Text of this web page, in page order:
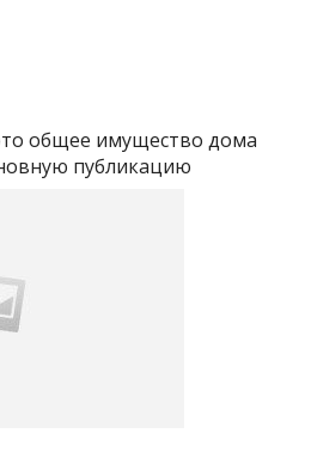
общее имущество дома
публикацию